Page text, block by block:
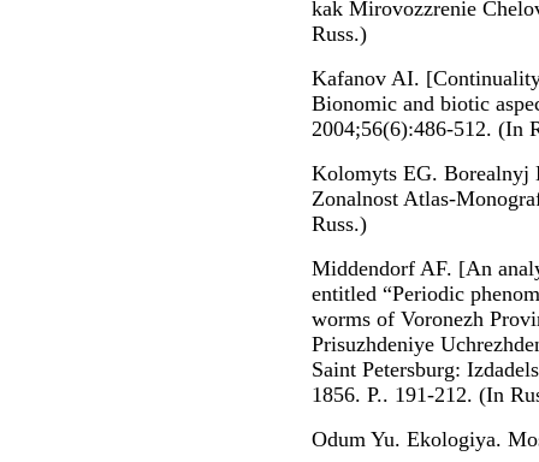
kak Mirovozzrenie
Russ.)
Kafanov AI.
Bionomic and biotic
2004;56(6):486-512. (In
Kolomyts EG. Borealnyj
Zonalnost Atlas-
Russ.)
Middendorf AF. [An
entitled “Periodic
worms of Voronezh
Prisuzhdeniye
Saint Petersburg:
1856. P.. 191-212. (In
Odum Yu. Ekologiya.